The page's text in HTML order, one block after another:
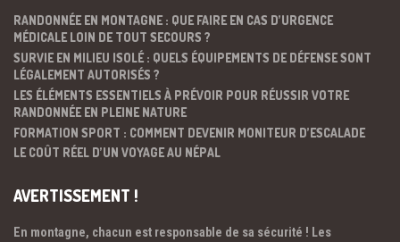
RANDONNÉE EN MONTAGNE : QUE FAIRE EN CAS D’URGENCE
MÉDICALE LOIN DE TOUT SECOURS ?
SURVIE EN MILIEU ISOLÉ : QUELS ÉQUIPEMENTS DE DÉFENSE SONT
LÉGALEMENT AUTORISÉS ?
LES ÉLÉMENTS ESSENTIELS À PRÉVOIR POUR RÉUSSIR VOTRE
RANDONNÉE EN PLEINE NATURE
FORMATION SPORT : COMMENT DEVENIR MONITEUR D’ESCALADE
LE COÛT RÉEL D’UN VOYAGE AU NÉPAL
AVERTISSEMENT !
En montagne, chacun est responsable de sa sécurité ! Les